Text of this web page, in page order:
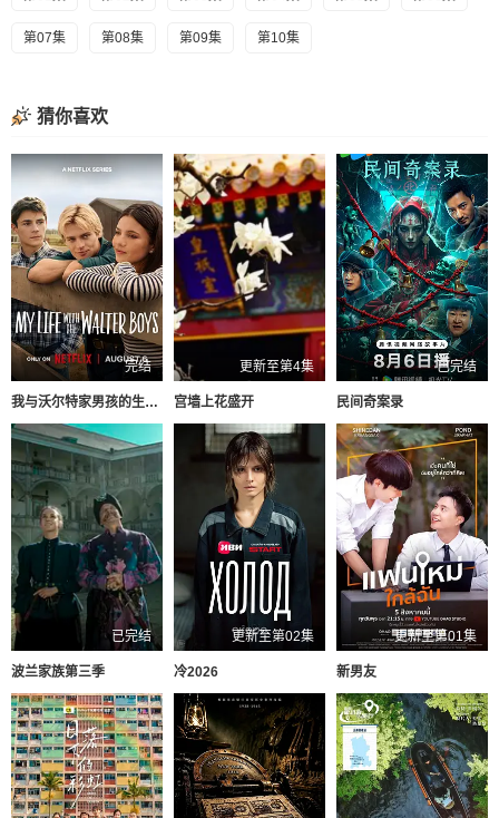
第07集 第08集 第09集 第10集
猜你喜欢
完结
我与沃尔特家男孩的生活 第三季
更新至第4集
宫墙上花盛开
已完结
民间奇案录
已完结
波兰家族第三季
更新至第02集
冷2026
更新至第01集
新男友